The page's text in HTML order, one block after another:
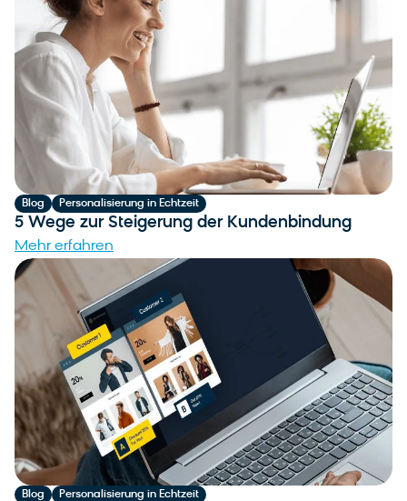
Blog Personalisierung in Echtzeit
5 Wege zur Steigerung der Kundenbindung
Mehr erfahren
Blog Personalisierung in Echtzeit